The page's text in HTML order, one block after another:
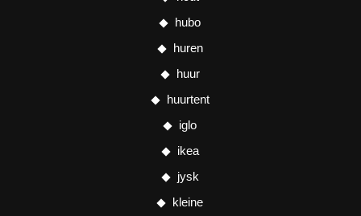
hubo
huren
huur
huurtent
iglo
ikea
jysk
kleine